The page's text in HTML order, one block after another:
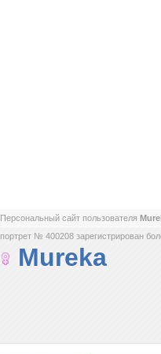
Персональный сайт пользователя
портрет № 400208 зарегистрирован
Mureka